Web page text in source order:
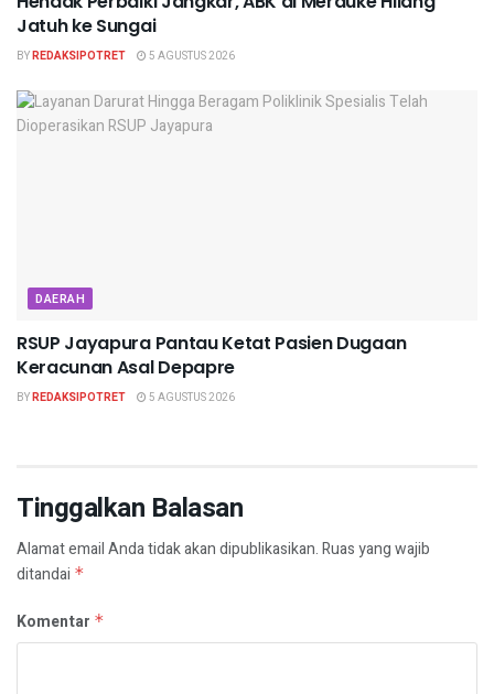
Jatuh ke Sungai
BYREDAKSIPOTRET 5 AGUSTUS 2026
DAERAH
RSUP Jayapura Pantau Ketat Pasien Dugaan
Keracunan Asal Depapre
BYREDAKSIPOTRET 5 AGUSTUS 2026
Tinggalkan Balasan
Alamat email Anda tidak akan dipublikasikan.Ruas yang wajib
ditandai *
Komentar *